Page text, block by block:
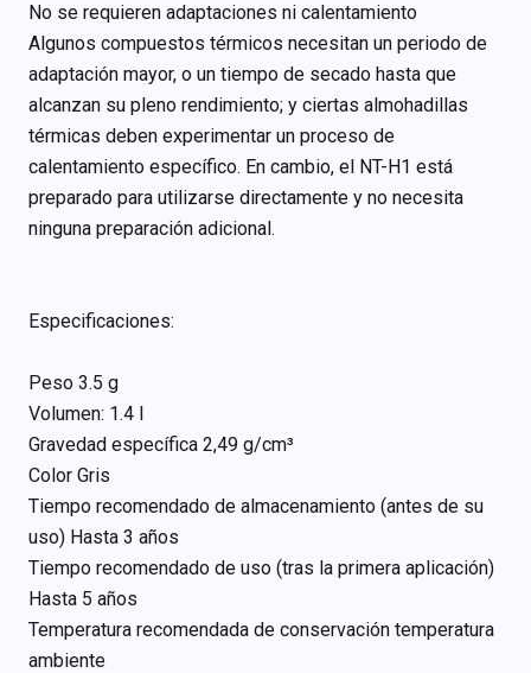
No se requieren adaptaciones ni calentamiento
Algunos compuestos térmicos necesitan un periodo de
adaptación mayor, o un tiempo de secado hasta que
alcanzan su pleno rendimiento; y ciertas almohadillas
térmicas deben experimentar un proceso de
calentamiento específico. En cambio, el NT-H1 está
preparado para utilizarse directamente y no necesita
ninguna preparación adicional.
Especificaciones:
Peso 3.5 g
Volumen: 1.4 l
Gravedad específica 2,49 g/cm³
Color Gris
Tiempo recomendado de almacenamiento (antes de su
uso) Hasta 3 años
Tiempo recomendado de uso (tras la primera aplicación)
Hasta 5 años
Temperatura recomendada de conservación temperatura
ambiente